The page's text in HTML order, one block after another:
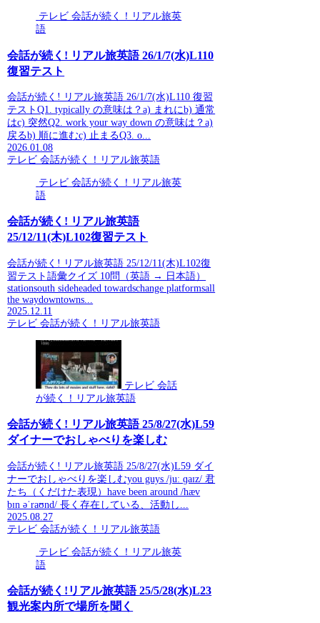
テレビ 会話が続く！リアル旅英
語
会話が続く! リアル旅英語 26/1/7(水)L110
復習テスト
会話が続く! リアル旅英語 26/1/7(水)L110 復習
テストQ1. typically の意味は？a) まれにb) 通常
はc) 突然Q2. work your way down の意味は？a)
戻るb) 順に進むc) 止まるQ3. o...
2026.01.08
テレビ 会話が続く！リアル旅英語
テレビ 会話が続く！リアル旅英
語
会話が続く! リアル旅英語
25/12/11(木)L102復習テスト
会話が続く! リアル旅英語 25/12/11(木)L102復
習テスト語彙クイズ 10問（英語 → 日本語）
stationsouth sideheaded towardschange platformsall
the waydowntowns...
2025.12.11
テレビ 会話が続く！リアル旅英語
テレビ 会話
が続く！リアル旅英語
会話が続く! リアル旅英語 25/8/27(水)L59
ダイナーでおしゃべりを楽しむ
会話が続く! リアル旅英語 25/8/27(水)L59 ダイ
ナーでおしゃべりを楽しむyou guys /juː ɡaɪz/ 君
たち（くだけた表現）have been around /hæv
bɪn əˈraʊnd/ 長く存在している、活動し...
2025.08.27
テレビ 会話が続く！リアル旅英語
テレビ 会話が続く！リアル旅英
語
会話が続く!リアル旅英語 25/5/28(水)L23
観光案内所で場所を聞く